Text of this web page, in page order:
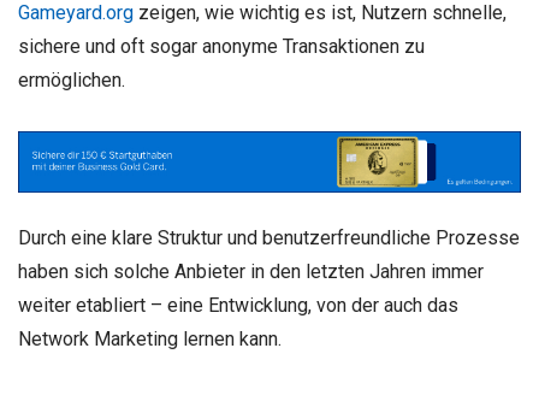
Gameyard.org zeigen, wie wichtig es ist, Nutzern schnelle,
sichere und oft sogar anonyme Transaktionen zu
ermöglichen.
Durch eine klare Struktur und benutzerfreundliche Prozesse
haben sich solche Anbieter in den letzten Jahren immer
weiter etabliert – eine Entwicklung, von der auch das
Network Marketing lernen kann.